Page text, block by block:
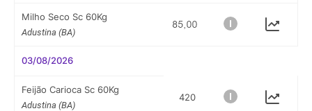
Milho Seco Sc 60Kg
Adustina (BA)
03/08/2026
Feijão Carioca Sc 60Kg
Adustina (BA)
420